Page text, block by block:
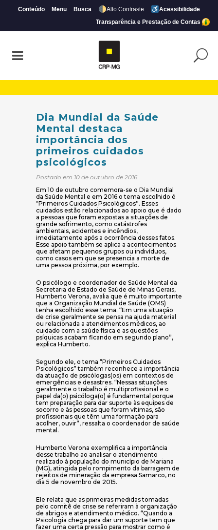
Conteúdo Menu Busca Alto Contraste
Acessibilidade
Transparência e Prestação de Contas
Dia Mundial da Saúde
Mental destaca
importância dos
primeiros cuidados
psicológicos
Postado em 10 de outubro de 2016
Em 10 de outubro comemora-se o Dia Mundial
da Saúde Mental e em 2016 o tema escolhido é
“Primeiros Cuidados Psicológicos”. Esses
cuidados estão relacionados ao apoio que é dado
a pessoas que foram expostas a situações de
grande sofrimento, como catástrofes
ambientais, acidentes e incêndios,
imediatamente após a ocorrência desses fatos.
Esse apoio também se aplica a acontecimentos
que afetam pequenos grupos ou indivíduos,
como casos em que se presencia a morte de
uma pessoa próxima, por exemplo.
O psicólogo e coordenador de Saúde Mental da
Secretaria de Estado de Saúde de Minas Gerais,
Humberto Verona, avalia que é muito importante
que a Organização Mundial de Saúde (OMS)
tenha escolhido esse tema. “Em uma situação
de crise geralmente se pensa na ajuda material
ou relacionada a atendimentos médicos, ao
cuidado com a saúde física e as questões
psíquicas acabam ficando em segundo plano”,
explica Humberto.
Segundo ele, o tema “Primeiros Cuidados
Psicológicos” também reconhece a importância
da atuação de psicólogas(os) em contextos de
emergências e desastres. “Nessas situações
geralmente o trabalho é multiprofissional e o
papel da(o) psicóloga(o) é fundamental porque
tem preparação para dar suporte às equipes de
socorro e às pessoas que foram vítimas, são
profissionais que têm uma formação para
acolher, ouvir”, ressalta o coordenador de saúde
mental.
Humberto Verona exemplifica a importância
desse trabalho ao analisar o atendimento
realizado à população do município de Mariana
(MG), atingida pelo rompimento da barragem de
rejeitos de mineração da empresa Samarco, no
dia 5 de novembro de 2015.
Ele relata que as primeiras medidas tomadas
pelo comitê de crise se referiram à organização
de abrigos e atendimento médico. “Quando a
Psicologia chega para dar um suporte tem que
fazer uma certa pressão para mostrar como é